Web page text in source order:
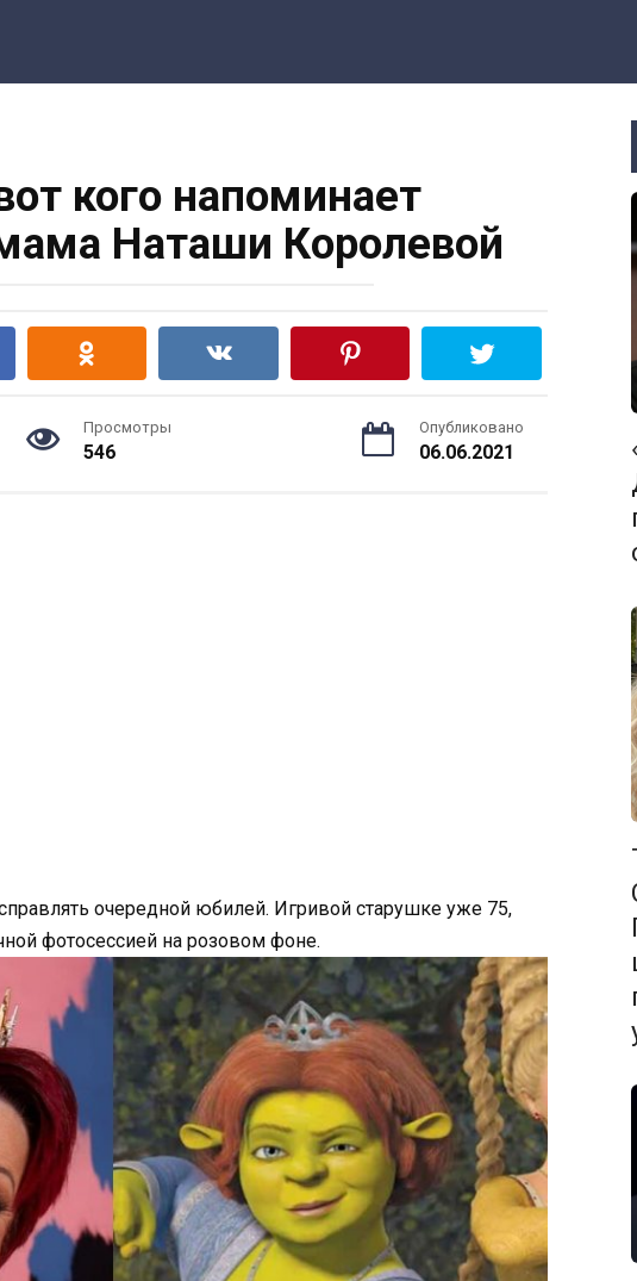
кого напоминает
Наташи Королевой
Просмотры
546
Опубликовано
06.06.2021
очередной юбилей. Игривой старушке уже 75,
фотосессией на розовом фоне.